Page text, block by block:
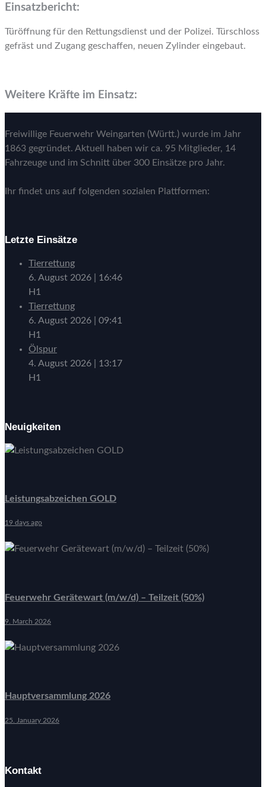
Einsatzbericht:
Türöffnung für den Rettungsdienst und der Polizei. Türschloss
gefräst und Zugang geschaffen, neuen Zylinder eingebaut.
Weitere Kräfte im Einsatz:
Freiwillige Feuerwehr Weingarten (Württ.) wurde im Jahr
1863 gegründet. Aktuell haben wir ca. 95 Mitglieder, 14
Fahrzeuge und im Schnitt über 300 Einsätze pro Jahr.
Ihr findet uns auf folgenden sozialen Plattformen:
Letzte Einsätze
Tierrettung
6. August 2026
16:46
H1
Tierrettung
6. August 2026
09:41
H1
Ölspur
4. August 2026
13:17
H1
Neuigkeiten
Leistungsabzeichen GOLD
19 days ago
Feuerwehr Gerätewart (m/w/d) – Teilzeit (50%)
9. March 2026
Hauptversammlung 2026
25. January 2026
Kontakt